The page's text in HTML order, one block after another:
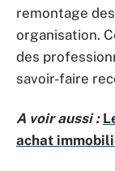
remontage
organisation.
des
savoir-faire
A voir aussi :
achat